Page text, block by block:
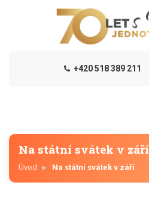
+420 518 389 211
Na státní svátek v září
Úvod Na státní svátek v září